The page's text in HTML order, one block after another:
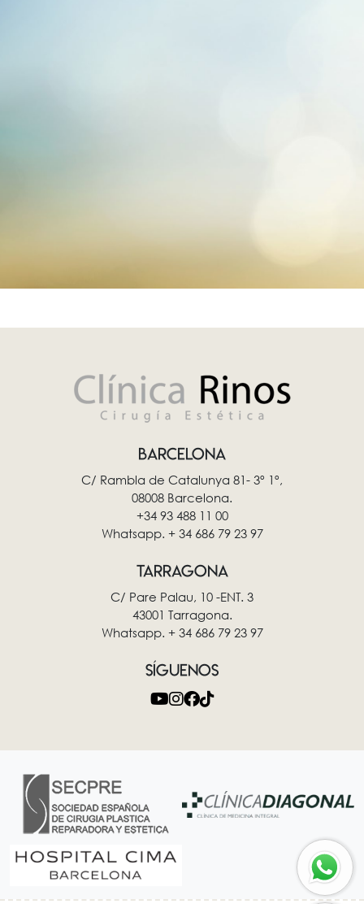
BARCELONA
C/ Rambla de Catalunya 81- 3º 1º,
08008 Barcelona.
+34 93 488 11 00
Whatsapp. + 34 686 79 23 97
TARRAGONA
C/ Pare Palau, 10 -ENT. 3
43001 Tarragona.
Whatsapp. + 34 686 79 23 97
SÍGUENOS